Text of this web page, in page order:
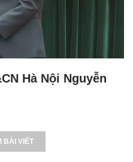
Hà Nội Nguyễn
BÀI VIẾT